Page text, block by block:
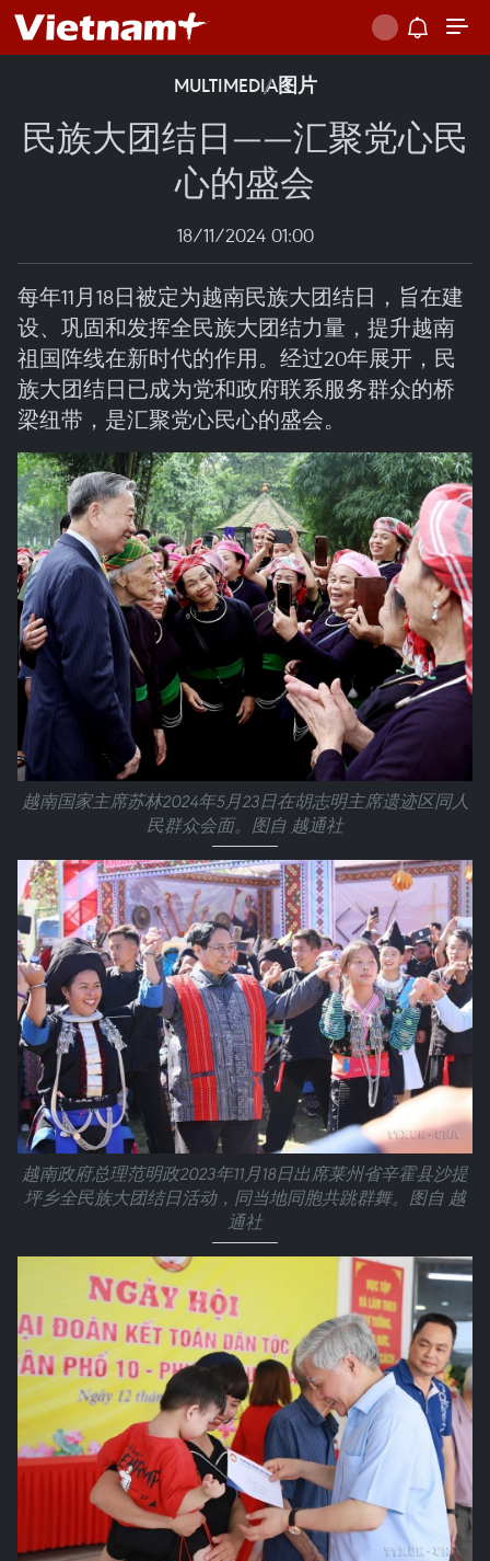
MULTIMEDIA图片
民族大团结日——汇聚党心民
心的盛会
18/11/2024 01:00
每年11月18日被定为越南民族大团结日，旨在建
设、巩固和发挥全民族大团结力量，提升越南
祖国阵线在新时代的作用。经过20年展开，民
族大团结日已成为党和政府联系服务群众的桥
梁纽带，是汇聚党心民心的盛会。
越南国家主席苏林2024年5月23日在胡志明主席遗迹区同人
民群众会面。图自 越通社
越南政府总理范明政2023年11月18日出席莱州省辛霍县沙提
坪乡全民族大团结日活动，同当地同胞共跳群舞。图自 越
通社